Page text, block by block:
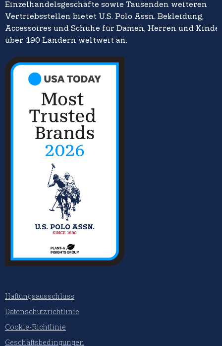
Einzelhandelsgeschäfte sowie Tausenden weiteren
Vertriebsstellen bietet U.S. Polo Assn. Bekleidung,
Accessoires und Schuhe für Damen, Herren und
über 190 Ländern weltweit an.
Haftungsausschluss
Datenschutzrichtlinie
Cookie-Richtlinie
Geschäftsbedingungen